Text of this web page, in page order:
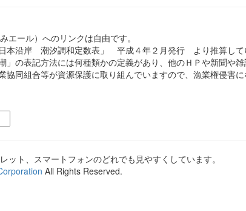
ール）へのリンクは自由です。
沿岸 潮汐調和定数表」 平成４年２月発行 より推算して
の表記方法には何種類かの定義があり、他のＨＰや新聞や雑
同組合等が資源保護に取り組んでいますので、漁業権侵害
ット、スマートフォンのどれでも見やすくしています。
All Rights Reserved.